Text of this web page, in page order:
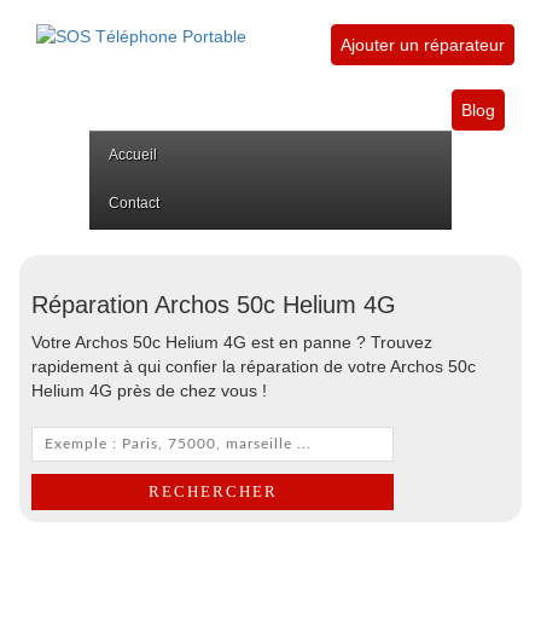
Ajouter un réparateur
Blog
Accueil
Contact
Réparation Archos 50c Helium 4G
Votre Archos 50c Helium 4G est en panne ? Trouvez
rapidement à qui confier la réparation de votre Archos 50c
Helium 4G près de chez vous !